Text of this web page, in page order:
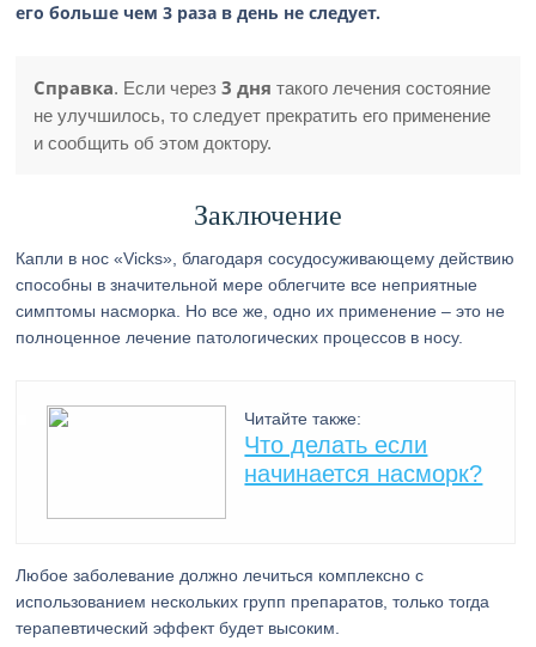
его больше чем 3 раза в день не следует.
Справка. Если через3 дня такого лечения состояние
не улучшилось, то следует прекратить его применение
и сообщить об этом доктору.
Заключение
Капли в нос «Vicks», благодаря сосудосуживающему действию
способны в значительной мере облегчите все неприятные
симптомы насморка. Но все же, одно их применение – это не
полноценное лечение патологических процессов в носу.
Читайте также:
Что делать если
начинается насморк?
Любое заболевание должно лечиться комплексно с
использованием нескольких групп препаратов, только тогда
терапевтический эффект будет высоким.